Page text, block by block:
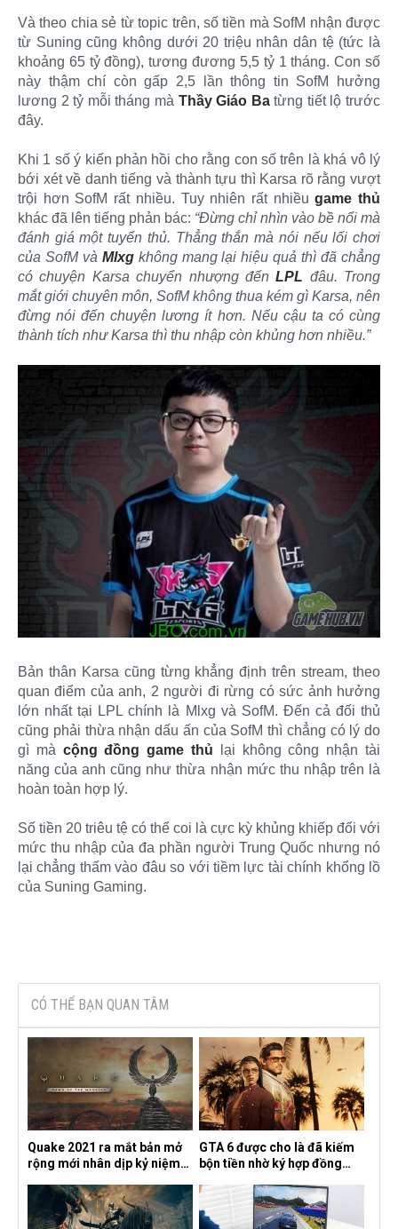
Và theo chia sẻ từ topic trên, số tiền mà SofM nhận được
từ Suning cũng không dưới 20 triệu nhân dân tệ (tức là
khoảng 65 tỷ đồng), tương đương 5,5 tỷ 1 tháng. Con số
này thậm chí còn gấp 2,5 lần thông tin SofM hưởng
lương 2 tỷ mỗi tháng mà Thầy Giáo Batừng tiết lộ trước
đây.
Khi 1 số ý kiến phản hồi cho rằng con số trên là khá vô lý
bới xét về danh tiếng và thành tựu thì Karsa rõ rằng vượt
trội hơn SofM rất nhiều. Tuy nhiên rất nhiềugame thủ
khác đã lên tiếng phản bác: “Đừng chỉ nhìn vào bề nổi mà
đánh giá một tuyển thủ. Thẳng thắn mà nói nếu lối chơi
của SofM và Mlxgkhông mang lại hiệu quả thì đã chẳng
có chuyện Karsa chuyển nhượng đếnLPL đâu. Trong
mắt giới chuyên môn, SofM không thua kém gì Karsa, nên
đừng nói đến chuyện lương ít hơn. Nếu cậu ta có cùng
thành tích như Karsa thì thu nhập còn khủng hơn nhiều.”
Bản thân Karsa cũng từng khẳng định trên stream, theo
quan điểm của anh, 2 người đi rừng có sức ảnh hưởng
lớn nhất tại LPL chính là Mlxg và SofM. Đến cả đối thủ
cũng phải thừa nhận dấu ấn của SofM thì chẳng có lý do
gì mà cộng đồng game thủ lại không công nhận tài
năng của anh cũng như thừa nhận mức thu nhập trên là
hoàn toàn hợp lý.
Số tiền 20 triêu tệ có thể coi là cực kỳ khủng khiếp đối với
mức thu nhập của đa phần người Trung Quốc nhưng nó
lại chẳng thấm vào đâu so với tiềm lực tài chính khổng lồ
của Suning Gaming.​
CÓ THỂ BẠN QUAN TÂM
Quake 2021 ra mắt bản mở
rộng mới nhân dịp kỷ niệm
the Machine
GTA 6 được cho là đã kiếm
bộn tiền nhờ ký hợp đồng